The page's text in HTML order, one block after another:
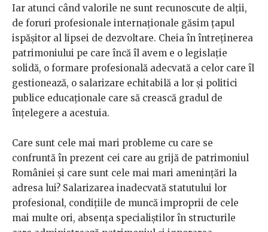
Iar atunci când valorile ne sunt recunoscute de alții,
de foruri profesionale internaționale găsim țapul
ispășitor al lipsei de dezvoltare. Cheia în întreținerea
patrimoniului pe care încă îl avem e o legislație
solidă, o formare profesională adecvată a celor care îl
gestionează, o salarizare echitabilă a lor și politici
publice educaționale care să crească gradul de
înțelegere a acestuia.
Care sunt cele mai mari probleme cu care se
confruntă în prezent cei care au grijă de patrimoniul
României și care sunt cele mai mari amenințări la
adresa lui? Salarizarea inadecvată statutului lor
profesional, condițiile de muncă improprii de cele
mai multe ori, absența specialiștilor în structurile